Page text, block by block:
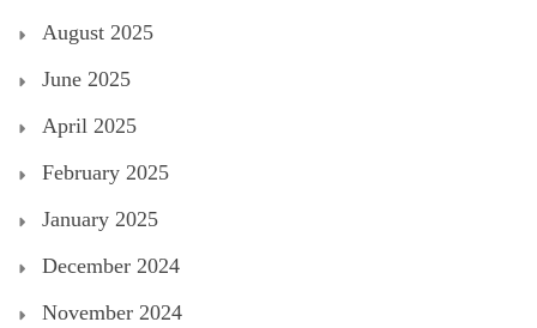
August 2025
June 2025
April 2025
February 2025
January 2025
December 2024
November 2024